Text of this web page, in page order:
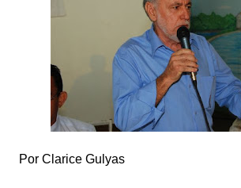
Por Clarice Gulyas